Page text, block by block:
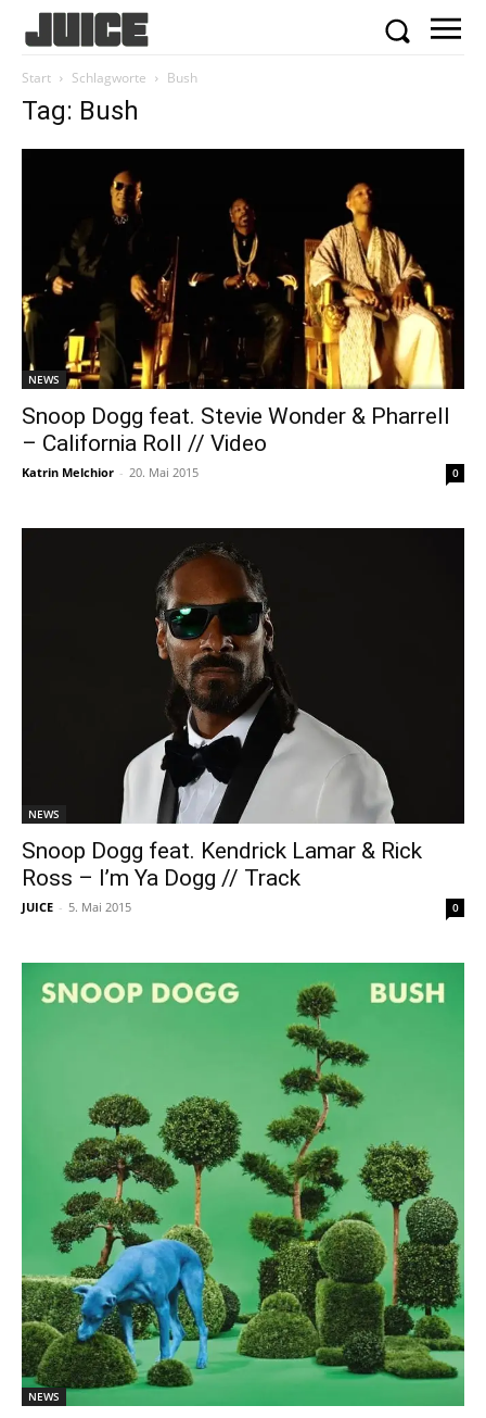
Start Schlagworte Bush
Tag: Bush
NEWS
Snoop Dogg feat. Stevie Wonder & Pharrell
– California Roll // Video
Katrin Melchior - 20. Mai 2015 0
NEWS
Snoop Dogg feat. Kendrick Lamar & Rick
Ross – I’m Ya Dogg // Track
JUICE - 5. Mai 2015 0
NEWS